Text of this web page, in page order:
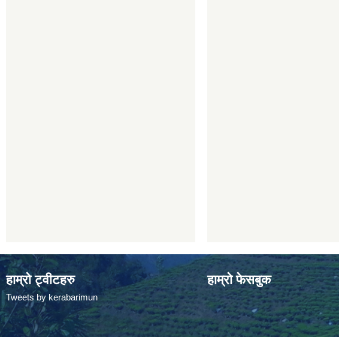
हाम्रो ट्वीटहरु
Tweets by kerabarimun
हाम्रो फेसबुक